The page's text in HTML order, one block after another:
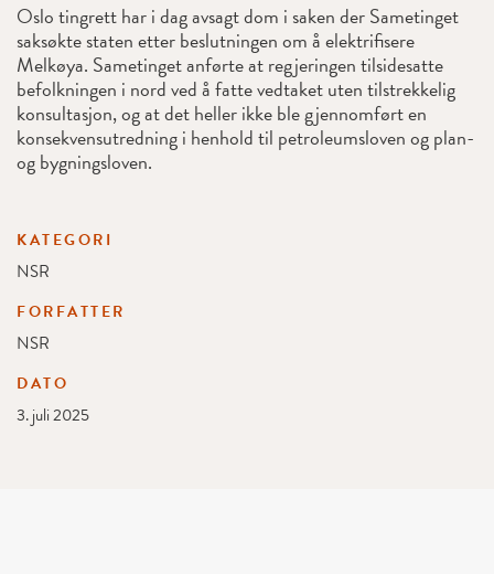
Oslo tingrett har i dag avsagt dom i saken der Sametinget
saksøkte staten etter beslutningen om å elektrifisere
Melkøya. Sametinget anførte at regjeringen tilsidesatte
befolkningen i nord ved å fatte vedtaket uten tilstrekkelig
konsultasjon, og at det heller ikke ble gjennomført en
konsekvensutredning i henhold til petroleumsloven og plan-
og bygningsloven.
KATEGORI
NSR
FORFATTER
NSR
DATO
3. juli 2025